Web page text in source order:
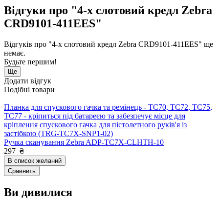
Відгуки про "4-х слотовий кредл Zebra
CRD9101-411EES"
Відгуків про "4-х слотовий кредл Zebra CRD9101-411EES" ще
немає.
Будьте першим!
Ще
Додати відгук
Подібні товари
Планка для спускового гачка та ремінець - TC70, TC72, TC75,
TC77 - кріпиться під батареєю та забезпечує місце для
кріплення спускового гачка для пістолетного руків'я із
застібкою (TRG-TC7X-SNP1-02)
Ручка сканування Zebra ADP-TC7X-CLHTH-10
297 ₴
В список желаний
Сравнить
Ви дивилися